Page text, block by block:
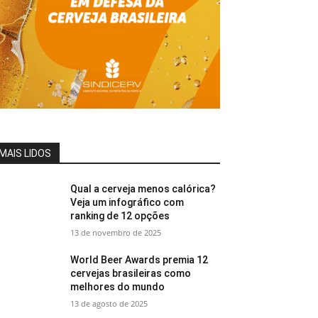
LIDOS
Qual a cerveja menos calórica?
Veja um infográfico com
ranking de 12 opções
13 de novembro de 2025
World Beer Awards premia 12
cervejas brasileiras como
melhores do mundo
13 de agosto de 2025